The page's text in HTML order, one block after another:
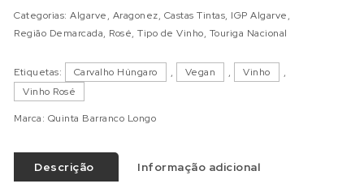
Categorias:Algarve, Aragonez, Castas Tintas, IGP Algarve,
Região Demarcada, Rosé,Tipo de Vinho, Touriga Nacional
Etiquetas: Carvalho Húngaro , Vegan , Vinho
,
Vinho Rosé
Marca: Quinta Barranco Longo
Descrição
Informação adicional